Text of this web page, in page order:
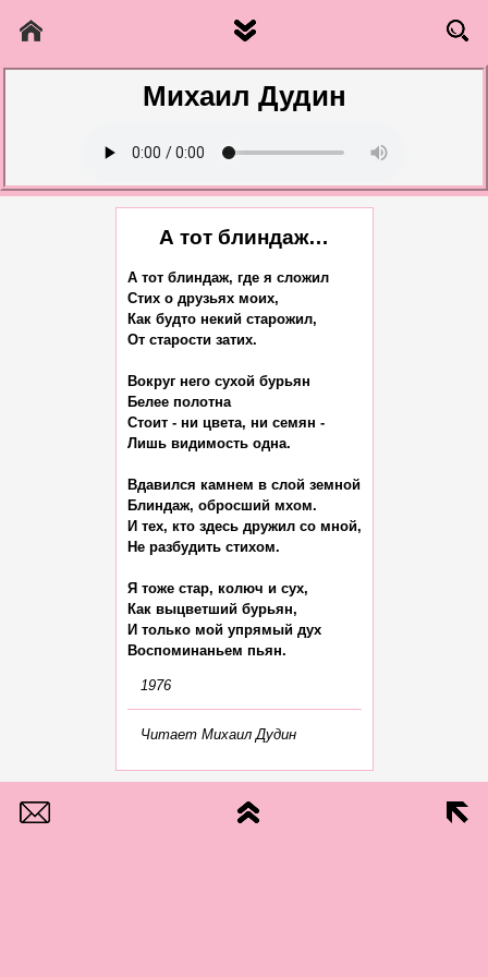
Михаил Дудин
А тот блиндаж…
А тот блиндаж, где я сложил
Стих о друзьях моих,
Как будто некий старожил,
От старости затих.
Вокруг него сухой бурьян
Белее полотна
Стоит - ни цвета, ни семян -
Лишь видимость одна.
Вдавился камнем в слой земной
Блиндаж, обросший мхом.
И тех, кто здесь дружил со мной,
Не разбудить стихом.
Я тоже стар, колюч и сух,
Как выцветший бурьян,
И только мой упрямый дух
1976
Читает Михаил Дудин